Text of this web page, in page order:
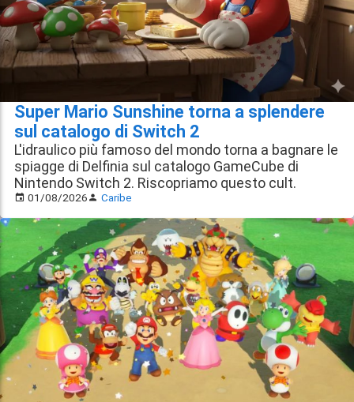
Super Mario Sunshine torna a splendere
sul catalogo di Switch 2
L'idraulico più famoso del mondo torna a bagnare le
spiagge di Delfinia sul catalogo GameCube di
Nintendo Switch 2. Riscopriamo questo cult.
01/08/2026 Caribe